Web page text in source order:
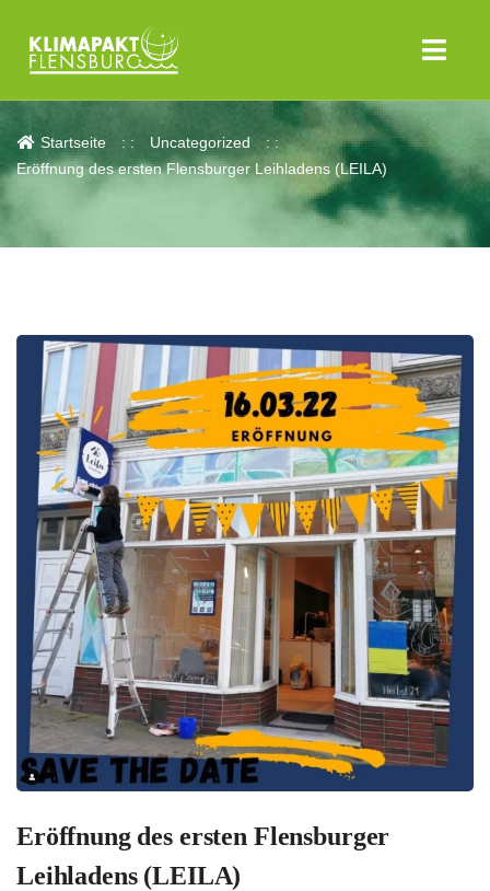
Aktuelles
Startseite
Uncategorized
Eröffnung des ersten Flensburger Leihladens (LEILA)
Eröffnung des ersten Flensburger
Leihladens (LEILA)